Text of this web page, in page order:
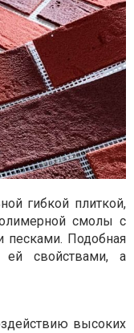
гибкой плиткой,
смолы с
Подобная
ей свойствами, а
высоких